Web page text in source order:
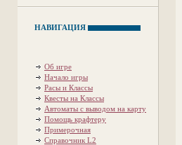
НАВИГАЦИЯ
Об игре
Начало игры
Расы и Классы
Квесты на Классы
Автоматы с выводом на карту
Помощь крафтеру
Примерочная
Справочник L2